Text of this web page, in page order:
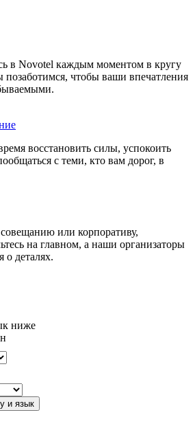
в Novotel каждым моментом в кругу
позаботимся, чтобы ваши впечатления
восстановить силы, успокоить
с теми, кто вам дорог, в
совещанию или корпоративу,
на главном, а наши организаторы
о деталях.
ниже
и язык